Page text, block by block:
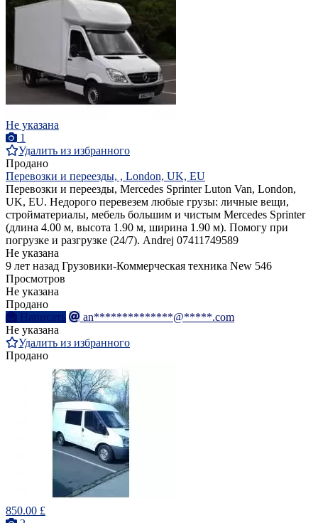
Не указана
1
Удалить из избранного
Продано
Перевозки и переезды, , London, UK, EU
Перевозки и переезды, Mercedes Sprinter Luton Van, London,
UK, EU. Недорого перевезем любые грузы: личные вещи,
стройматериалы, мебель большим и чистым Mercedes Sprinter
(длина 4.00 м, высота 1.90 м, ширина 1.90 м). Помогу при
погрузке и разгрузке (24/7). Andrej 07411749589
Не указана
9 лет назад Грузовики-Коммерческая техника New 546
Просмотров
Не указана
Продано
Написать
an**************@*****.com
Не указана
Удалить из избранного
Продано
850.00 £